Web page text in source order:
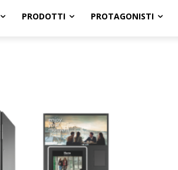
PRODOTTI PROTAGONISTI